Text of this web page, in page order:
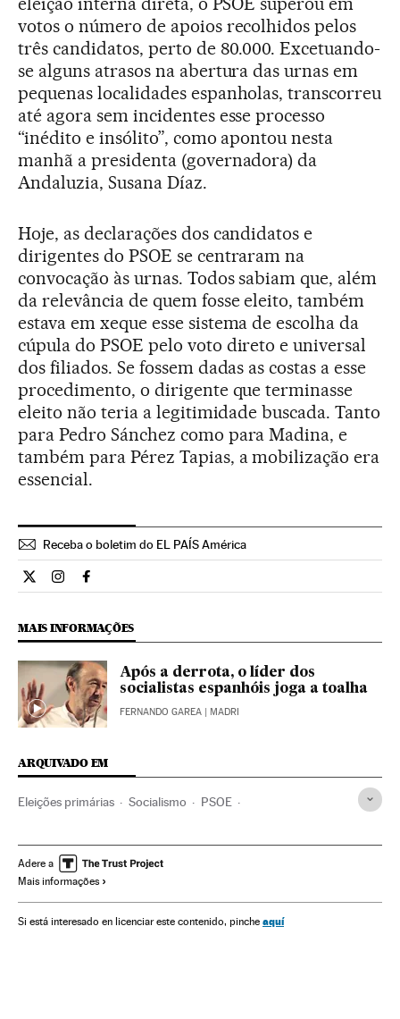
votos o número de apoios recolhidos pelos
três candidatos, perto de 80.000. Excetuando-
se alguns atrasos na abertura das urnas em
pequenas localidades espanholas, transcorreu
até agora sem incidentes esse processo
“inédito e insólito”, como apontou nesta
manhã a presidenta (governadora) da
Andaluzia, Susana Díaz.
Hoje, as declarações dos candidatos e
dirigentes do PSOE se centraram na
convocação às urnas. Todos sabiam que, além
da relevância de quem fosse eleito, também
estava em xeque esse sistema de escolha da
cúpula do PSOE pelo voto direto e universal
dos filiados. Se fossem dadas as costas a esse
procedimento, o dirigente que terminasse
eleito não teria a legitimidade buscada. Tanto
para Pedro Sánchez como para Madina, e
também para Pérez Tapias, a mobilização era
essencial.
Receba o boletim do EL PAÍS América
Internacional El País Brasil en Twitter
Internacional El País Brasil en Instagram
Internacional El País Brasil en Facebook
MAIS INFORMAÇÕES
Após a derrota, o líder dos
socialistas espanhóis joga a toalha
FERNANDO GAREA | MADRI
ARQUIVADO EM
Eleições primárias Socialismo PSOE
Política
Adere a
Mais informações
Si está interesado en licenciar este contenido, pinche aquí